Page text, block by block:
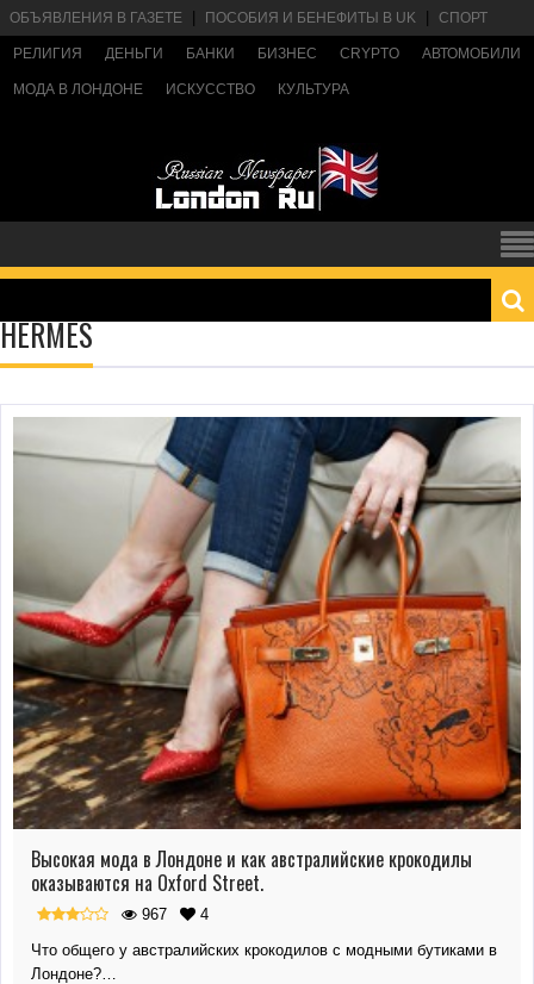
ОБЪЯВЛЕНИЯ В ГАЗЕТЕ ПОСОБИЯ И БЕНЕФИТЫ В UK СПОРТ
РЕЛИГИЯ ДЕНЬГИ БАНКИ БИЗНЕС CRYPTO АВТОМОБИЛИ
МОДА В ЛОНДОНЕ ИСКУССТВО КУЛЬТУРА
HERMES
Высокая мода в Лондоне и как австралийские крокодилы
оказываются на Oxford Street.
967
4
Что общего у австралийских крокодилов с модными бутиками в
Лондоне?…